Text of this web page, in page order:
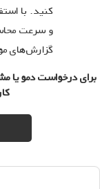
کنید. با
و سرعت
گزارش‌های
برای درخواست دمو یا